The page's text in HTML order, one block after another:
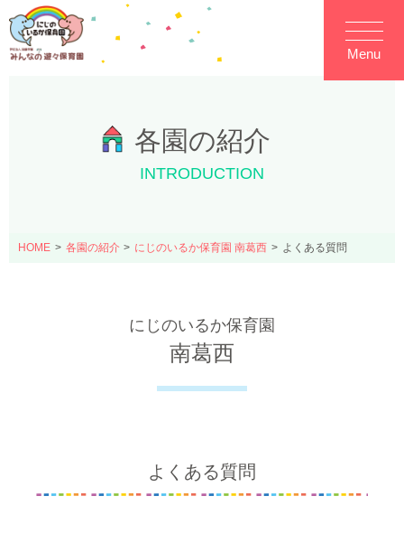
Menu
各園の紹介
INTRODUCTION
HOME 各園の紹介 にじのいるか保育園 南葛西 よくある質問
にじのいるか保育園
南葛西
よくある質問